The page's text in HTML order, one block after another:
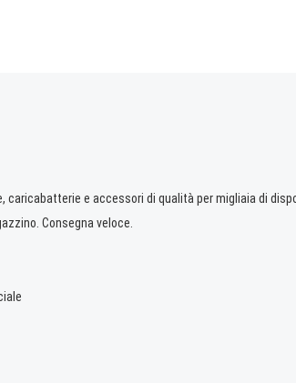
caricabatterie e accessori di qualità per migliaia di
Consegna veloce.